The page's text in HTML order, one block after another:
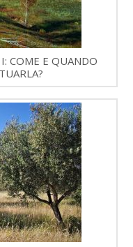
COME E QUANDO